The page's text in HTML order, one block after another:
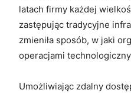
latach firmy każdej
zastępując tradycyjne
zmieniła sposób, w jaki
operacjami
Umożliwiając zdalny